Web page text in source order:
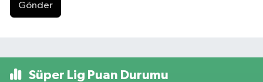
Gönder
Süper Lig Puan Durumu